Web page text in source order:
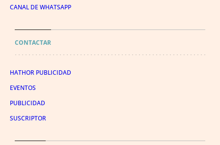
CANAL DE WHATSAPP
CONTACTAR
HATHOR PUBLICIDAD
EVENTOS
PUBLICIDAD
SUSCRIPTOR